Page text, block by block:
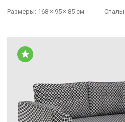
Размеры: 168 × 95 × 85 см